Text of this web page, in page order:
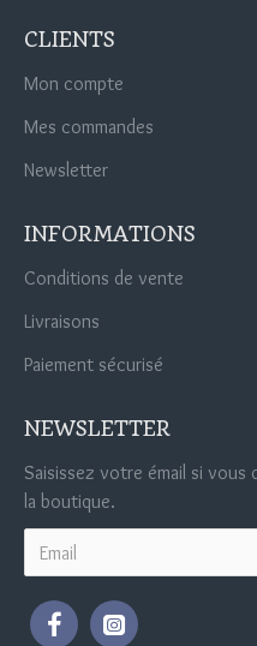
CLIENTS
Mon compte
Mes commandes
Newsletter
INFORMATIONS
Conditions de vente
Livraisons
Paiement sécurisé
NEWSLETTER
Saisissez votre émail si
la boutique.